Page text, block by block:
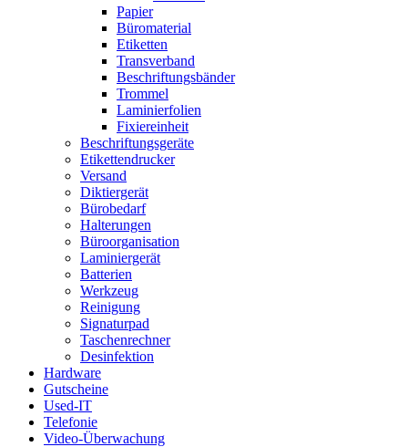
Papier
Büromaterial
Etiketten
Transverband
Beschriftungsbänder
Trommel
Laminierfolien
Fixiereinheit
Beschriftungsgeräte
Etikettendrucker
Versand
Diktiergerät
Bürobedarf
Halterungen
Büroorganisation
Laminiergerät
Batterien
Werkzeug
Reinigung
Signaturpad
Taschenrechner
Desinfektion
Hardware
Gutscheine
Used-IT
Telefonie
Video-Überwachung